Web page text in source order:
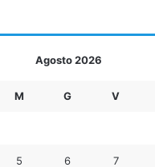
Agosto 2026
M G V
5 6 7